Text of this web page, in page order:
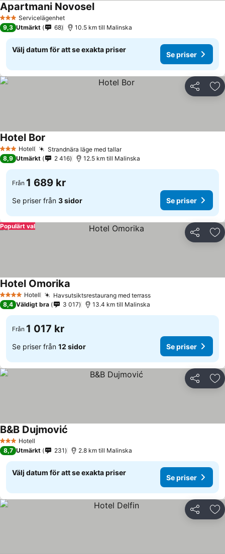
3 StjärnorServicelägenhet
Apartmani Novosel
9,3 Utmärkt 68 10.5 km till Malinska
Välj datum för att se exakta priser
Se priser
Dela
3 StjärnorHotell Strandnära läge med tallar
Hotel Bor
8,9 Utmärkt 2 416 12.5 km till Malinska
Från 1 689 kr
Se priser från 3 sidor Se priser
Dela
Populärt val
4 StjärnorHotell Havsutsiktsrestaurang med terrass
Hotel Omorika
8,4 Väldigt bra 3 017 13.4 km till Malinska
Från 1 017 kr
Se priser från 12 sidor Se priser
Dela
3 StjärnorHotell
B&B Dujmović
8,7 Utmärkt 231 2.8 km till Malinska
Välj datum för att se exakta priser
Se priser
Dela